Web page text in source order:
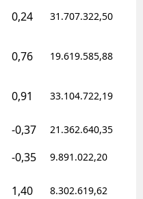
0,24 31.707.322,50
0,76 19.619.585,88
0,91 33.104.722,19
-0,37 21.362.640,35
-0,35 9.891.022,20
1,40 8.302.619,62